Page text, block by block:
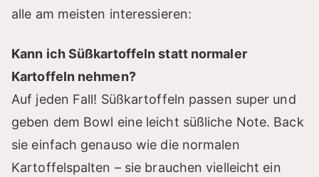
alle am meisten interessieren:
Kann ich Süßkartoffeln statt normaler
Kartoffeln nehmen?
Auf jeden Fall! Süßkartoffeln passen super und
geben dem Bowl eine leicht süßliche Note. Back
sie einfach genauso wie die normalen
Kartoffelspalten – sie brauchen vielleicht ein